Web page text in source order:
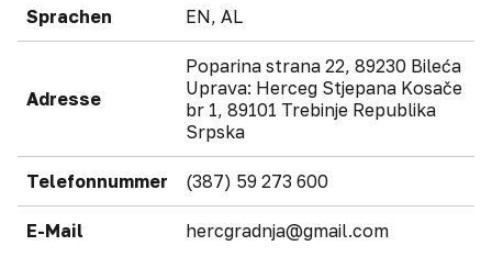
Sprachen EN, AL
Adresse
Poparina strana 22, 89230 Bileća
Uprava: Herceg Stjepana Kosače
br 1, 89101 Trebinje Republika
Srpska
Telefonnummer (387) 59 273 600
E-Mail hercgradnja@gmail.com